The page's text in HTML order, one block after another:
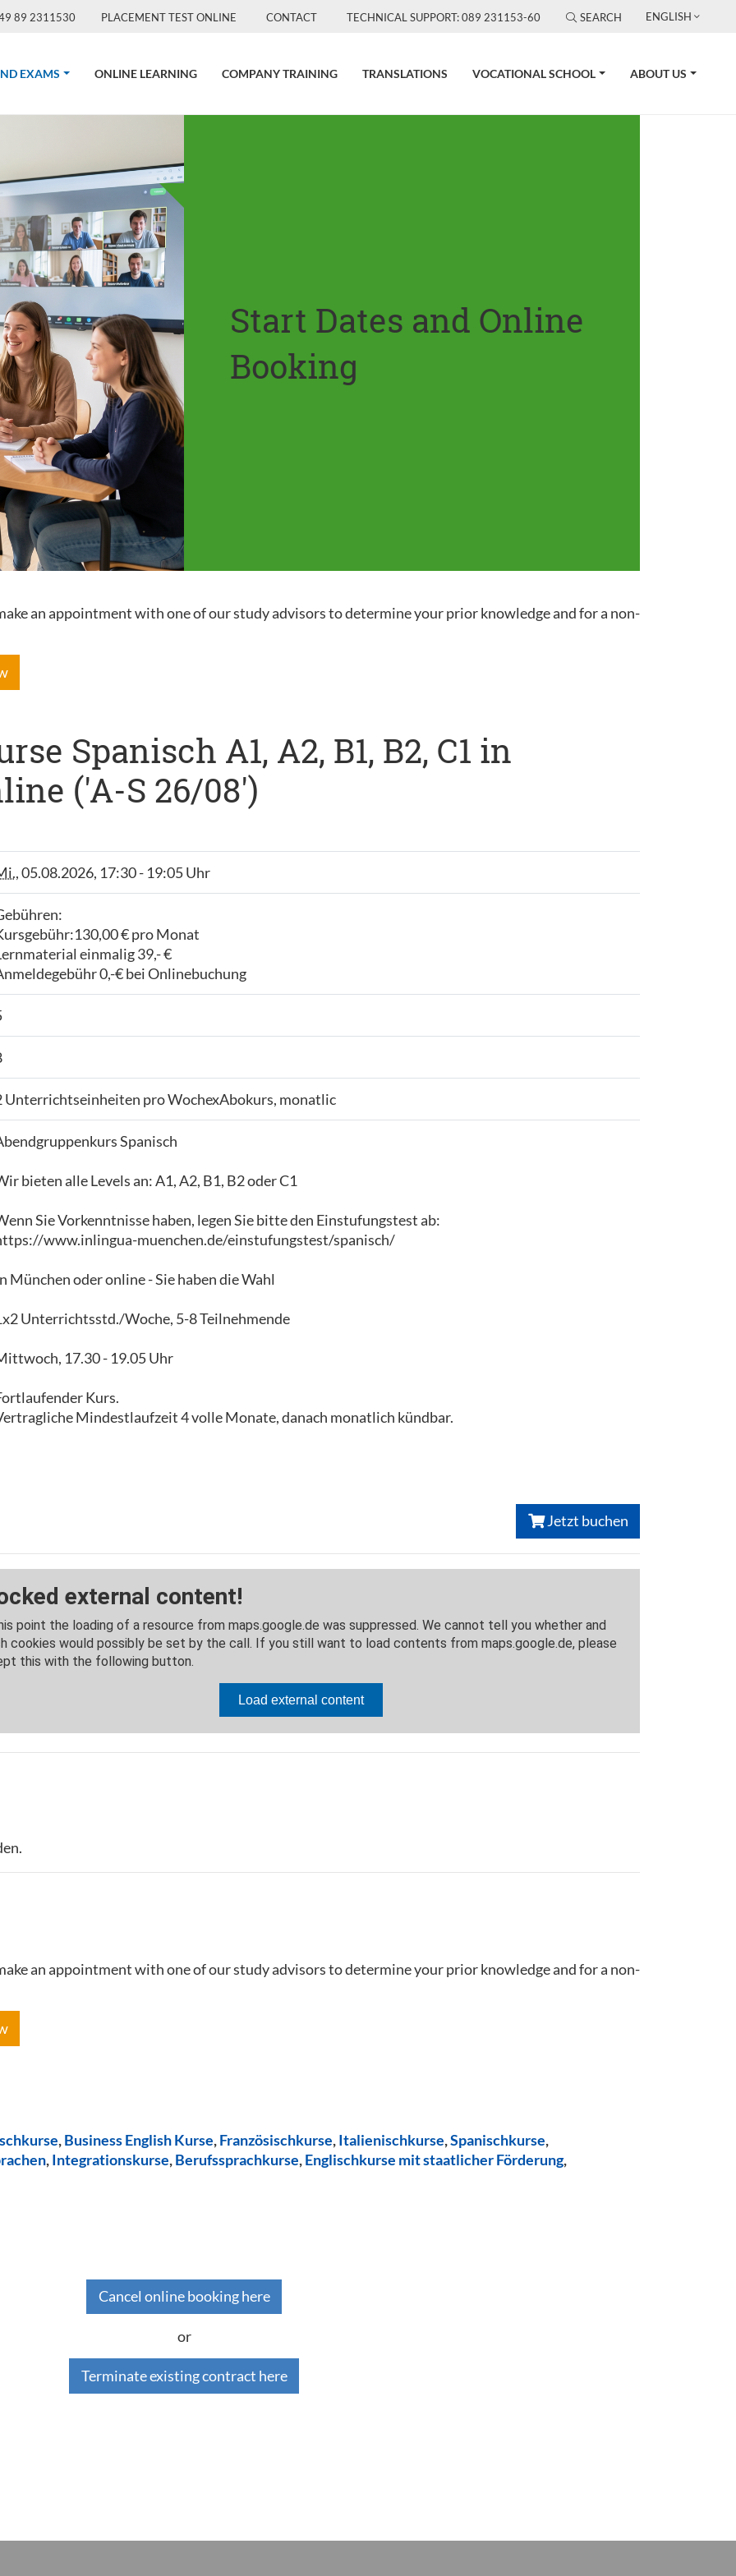
89 2311530 PLACEMENT TEST ONLINE CONTACT TECHNICAL SUPPORT: 089 231153-60 SEARCH ENGLISH
EXAMS (CURRENT)ONLINE LEARNING COMPANY TRAINING TRANSLATIONS VOCATIONAL SCHOOL ABOUT US
Start Dates and Online
Booking
an appointment with one of our study advisors to determine your prior knowledge and for a non-
Spanisch A1, A2, B1, B2, C1 in
('A-S 26/08')
, 05.08.2026, 17:30 - 19:05 Uhr
€ pro Monat
einmalig 39,- €
0,-€ bei Onlinebuchung
Unterrichtseinheiten pro WochexAbokurs, monatlic
Spanisch
bieten alle Levels an: A1, A2, B1, B2 oder C1
Sie Vorkenntnisse haben, legen Sie bitte den Einstufungstest ab:
www.inlingua-muenchen.de/einstufungstest/spanisch/
München oder online - Sie haben die Wahl
Unterrichtsstd./Woche, 5-8 Teilnehmende
17.30 - 19.05 Uhr
Kurs.
Mindestlaufzeit 4 volle Monate, danach monatlich kündbar.
Jetzt buchen
an appointment with one of our study advisors to determine your prior knowledge and for a non-
,Business English Kurse,Französischkurse,Italienischkurse,Spanischkurse,
,Integrationskurse,Berufssprachkurse,Englischkurse mit staatlicher Förderung,
Cancel online booking here
or
Terminate existing contract here